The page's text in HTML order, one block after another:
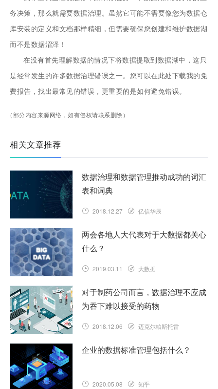
务决策，那么就需要数据治理。虽然它可能不需要像您为数据仓
库安装的定义和文档那样精细，但需要确保您创建和维护数据湖
而不是数据沼泽！
在没有首先理解数据的情况下将数据提取到数据湖中，这只
是经常发生的许多数据治理错误之一。您可以在此处下载我的免
费报告，找出最常见的错误，更重要的是如何避免错误。
（部分内容来源网络，如有侵权请联系删除）
相关文章推荐
数据治理和数据管理推动成功的词汇
表和词典
2018.12.27 亿信华辰
两会各地人大代表对于大数据都关心
什么？
2019.03.11 大数据
对于制药公司而言，数据治理不应成
为吞下难以接受的药物
2018.12.06 迈克尔帕斯托雷
企业的数据标准管理包括什么？
2020.05.08 知乎